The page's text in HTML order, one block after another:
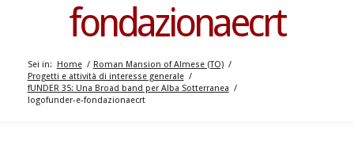
fondazionaecrt
Sei in: Home / Roman Mansion of Almese (TO) /
Progetti e attività di interesse generale /
fUNDER 35: Una Broad band per Alba Sotterranea /
logofunder-e-fondazionaecrt